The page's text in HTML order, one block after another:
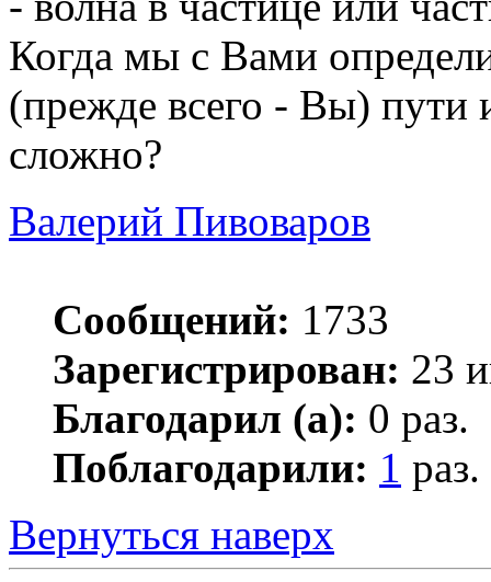
Когда мы с Вами
(прежде всего - Вы) пути
сложно?
Валерий Пивоваров
Сообщений: 1733
Зарегистрирован: 23
Благодарил (а): 0 раз.
Поблагодарили: 1 раз.
Вернуться наверх